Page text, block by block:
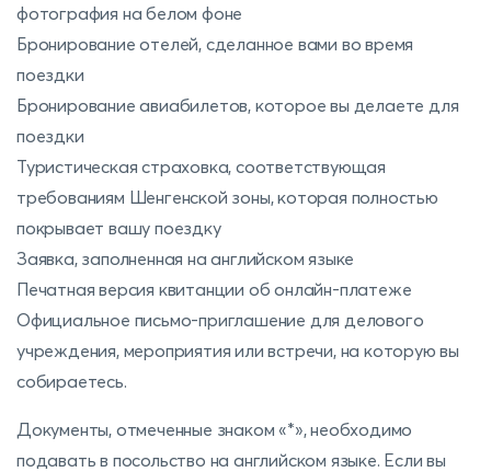
фотография на белом фоне
Бронирование отелей, сделанное вами во время
поездки
Бронирование авиабилетов, которое вы делаете для
поездки
Туристическая страховка, соответствующая
требованиям Шенгенской зоны, которая полностью
покрывает вашу поездку
Заявка, заполненная на английском языке
Печатная версия квитанции об онлайн-платеже
Официальное письмо-приглашение для делового
учреждения, мероприятия или встречи, на которую вы
собираетесь.
Документы, отмеченные знаком «*», необходимо
подавать в посольство на английском языке. Если вы